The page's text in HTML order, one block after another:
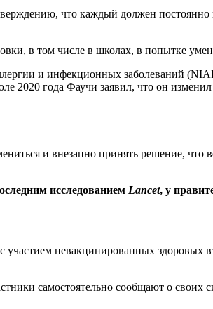
что каждый должен
в том числе в школах, в попытке
и инфекционных заболеваний
2020 года Фаучи заявил, что он
и внезапно принять решение, что
исследованием Lancet, у
с участием невакцинированных здоровых
самостоятельно сообщают о